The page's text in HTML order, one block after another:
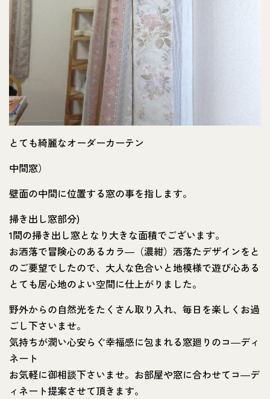
とても綺麗なオーダーカーテン
中間窓）
壁面の中間に位置する窓の事を指します。
掃き出し窓部分)
1間の掃き出し窓となり大きな面積でございます。
お洒落で冒険心のあるカラ―（濃紺）洒落たデザインをと
のご要望でしたので、大人な色合いと地模様で遊び心ある
とても居心地のよい空間に仕上がりました。
野外からの自然光をたくさん取り入れ、毎日を楽しくお過
ごし下さいませ。
気持ちが潤い心安らぐ幸福感に包まれる窓廻りのコ―ディ
ネート
お気軽に御相談下さいませ。お部屋や窓に合わせてコ―デ
ィネート提案させて頂きます。